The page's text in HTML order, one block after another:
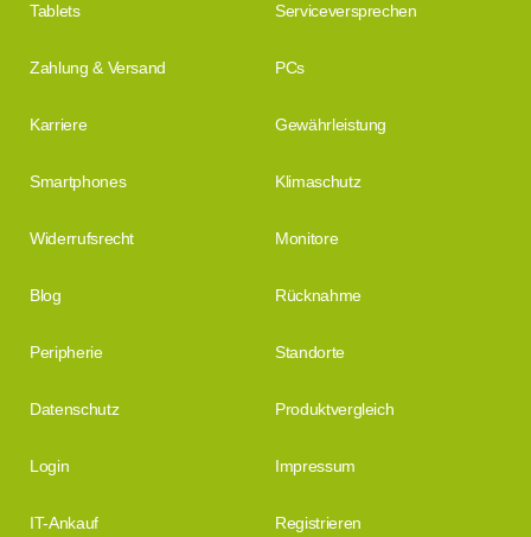
Tablets Serviceversprechen
Zahlung & Versand PCs
Karriere Gewährleistung
Smartphones Klimaschutz
Widerrufsrecht Monitore
Blog Rücknahme
Peripherie Standorte
Datenschutz Produktvergleich
Login Impressum
IT-Ankauf Registrieren